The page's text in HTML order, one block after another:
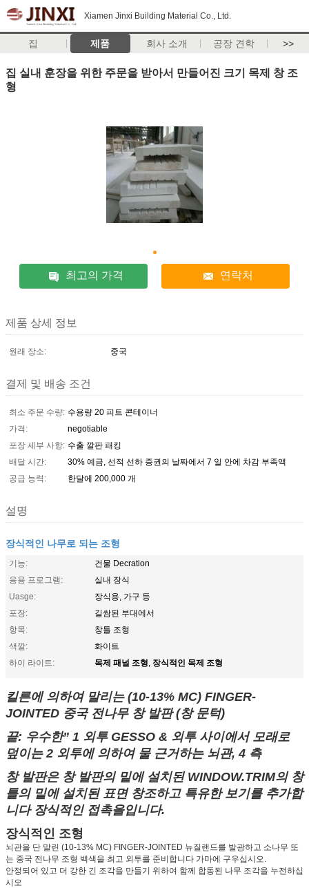
Xiamen Jinxi Building Material Co., Ltd.
집 제품 회사 소개 공장 견학 >>
집 실내 훈장을 위한 주문을 받아서 만들어진 크기 목제 창 조
형
최고의 가격 연락처
제품 상세 정보
원래 장소: 중국
결제 및 배송 조건
최소 주문 수량: 수용량 20 피트 콘테이너
가격:
negotiable
포장 세부 사항: 수출 깔판 패킹
배달 시간:
30% 예금, 선적 선하 증권의 날짜에서 7 일 안에 차감 부족액
공급 능력:
한달에 200,000 개
설명
장식적인 나무로 되는 조형
기능:
건물 Decration
응용 프로그램:
실내 장식
Uasge:
장식용, 가구 등
포장:
길쌈된 부대에서
항목:
창틀 조형
색깔:
화이트
하이 라이트:
목제 패널 조형, 장식적인 목제 조형
킬른에 의하여 말리는 (10-13% MC) FINGER-
JOINTED 중국 전나무 창 발판 (창 문턱)
끝: 우수한” 1 외투 GESSO & 외투 사이에서 모래로
덮이는 2 외투에 의하여 물 근거하는 뇌관, 4 측
창 발판은 창 발판의 밑에 설치된 WINDOW.TRIM의 창
틀의 밑에 설치된 표면 창조하고 특유한 보기를 추가합
니다 장식적인 접촉을입니다.
장식적인 조형
뇌관을 단 말린 (10-13% MC) FINGER-JOINTED 뉴질랜드를 발광하고 소나무 또
는 중국 전나무 조형 백색을 최고 외투를 준비합니다 가마에 구우십시오.
안정되어 있고 더 강한 긴 조각을 만들기 위하여 함께 합동된 나무 조각을 누전하십
시오